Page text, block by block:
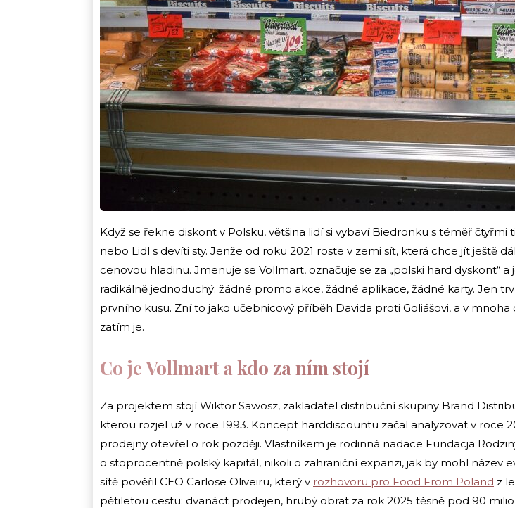
Když se řekne diskont v Polsku, většina lidí si vybaví Biedronku s téměř čtyřmi
nebo Lidl s devíti sty. Jenže od roku 2021 roste v zemi síť, která chce jít ještě
cenovou hladinu. Jmenuje se Vollmart, označuje se za „polski hard dyskont“ a
radikálně jednoduchý: žádné promo akce, žádné aplikace, žádné karty. Jen
prvního kusu. Zní to jako učebnicový příběh Davida proti Goliášovi, a v
zatím je.
Co je Vollmart a kdo za ním stojí
Za projektem stojí Wiktor Sawosz, zakladatel distribuční skupiny Brand
kterou rozjel už v roce 1993. Koncept harddiscountu začal analyzovat v roce
prodejny otevřel o rok později. Vlastníkem je rodinná nadace Fundacja
o stoprocentně polský kapitál, nikoli o zahraniční expanzi, jak by mohl název
sítě pověřil CEO Carlose Oliveiru, který v rozhovoru pro Food From Poland z
pětiletou cestu: dvanáct prodejen, hrubý obrat za rok 2025 těsně pod 90